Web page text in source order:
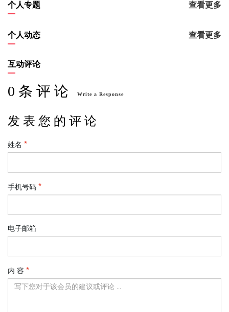
个人专题 查看更多
个人动态 查看更多
互动评论
0 条 评 论 Write a Response
发 表 您 的 评 论
姓名
手机号码
电子邮箱
内 容